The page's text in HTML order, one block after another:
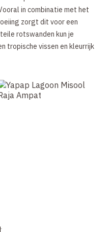
in combinatie met het
zorgt dit voor een
rotswanden kun je
tropische vissen en kleurrijk